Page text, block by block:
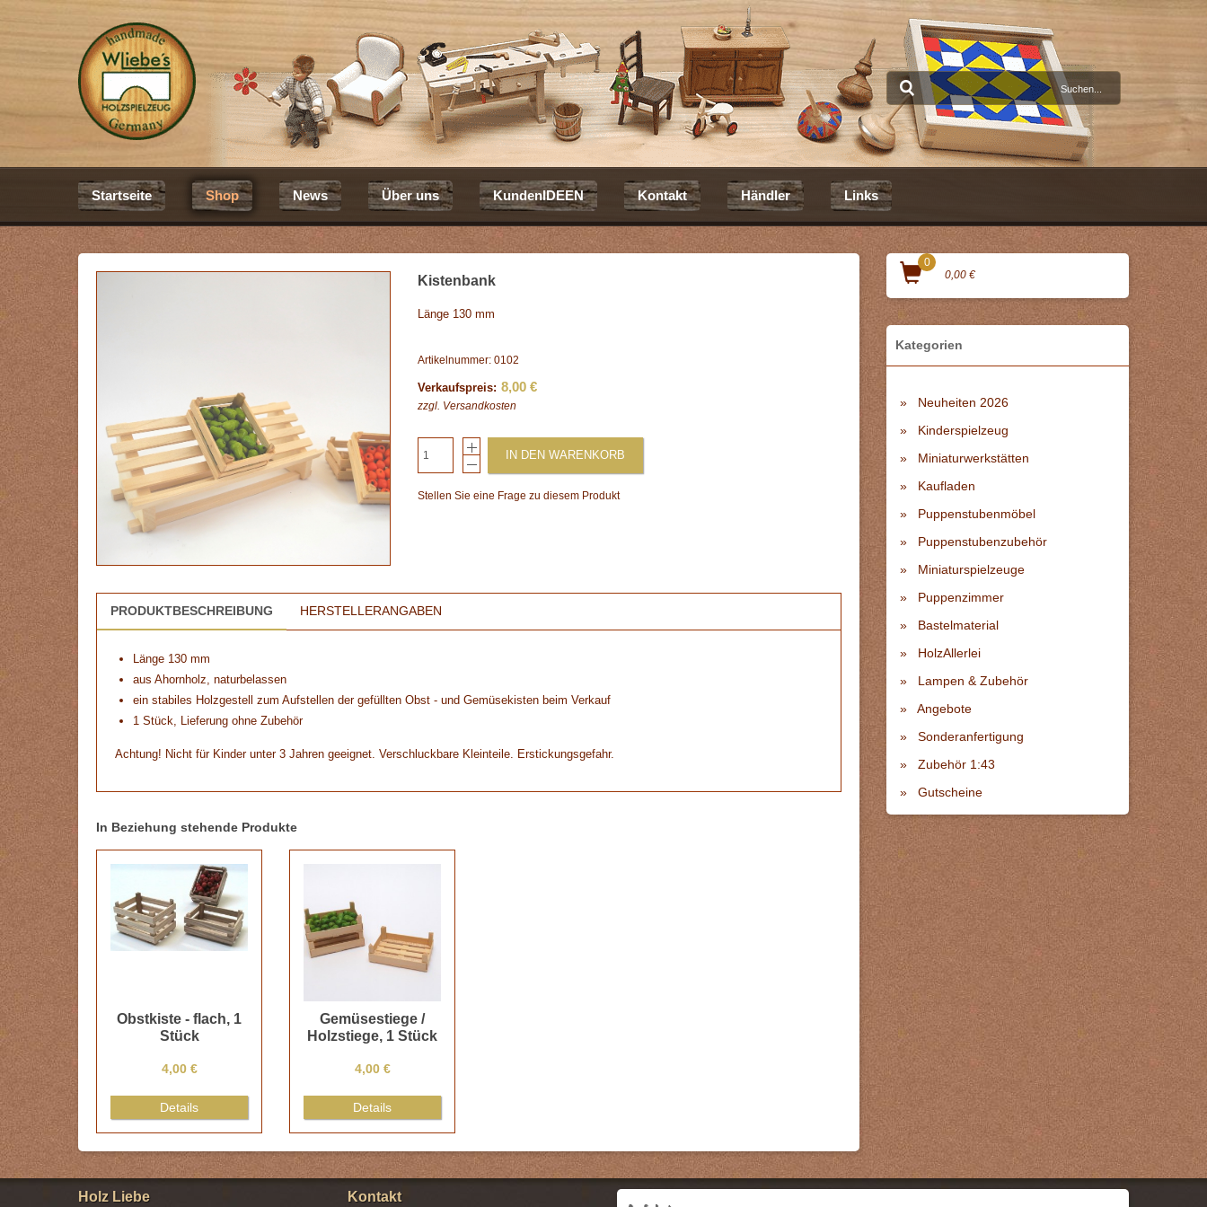
Startseite Shop News Über uns KundenIDEEN Kontakt Händler Links
Kistenbank
Länge 130 mm
Artikelnummer: 0102
Verkaufspreis: 8,00 €
zzgl. Versandkosten
IN DEN WARENKORB
Stellen Sie eine Frage zu diesem Produkt
PRODUKTBESCHREIBUNG HERSTELLERANGABEN
Länge 130 mm
aus Ahornholz, naturbelassen
ein stabiles Holzgestell zum Aufstellen der gefüllten Obst - und Gemüsekisten beim Verkauf
1 Stück, Lieferung ohne Zubehör
Achtung! Nicht für Kinder unter 3 Jahren geeignet. Verschluckbare Kleinteile. Erstickungsgefahr.
In Beziehung stehende Produkte
Obstkiste - flach, 1
Stück
4,00 €
Details
Gemüsestiege /
Holzstiege, 1 Stück
4,00 €
Details
0
0,00 €
Kategorien
Neuheiten 2026
Kinderspielzeug
Miniaturwerkstätten
Kaufladen
Puppenstubenmöbel
Puppenstubenzubehör
Miniaturspielzeuge
Puppenzimmer
Bastelmaterial
HolzAllerlei
Lampen & Zubehör
Angebote
Sonderanfertigung
Zubehör 1:43
Gutscheine
Holz Liebe Kontakt